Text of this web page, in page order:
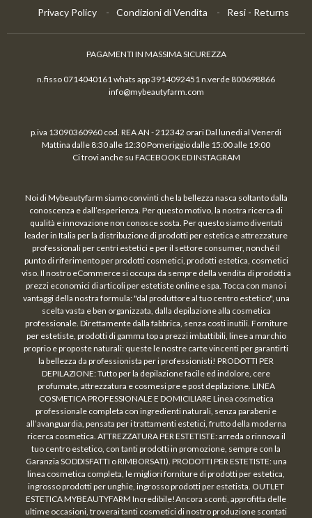
Privacy Policy Condizioni di Vendita Resi - Returns
PAGAMENTI IN MASSIMA SICUREZZA
n.fisso 0714040161 whats app 3914092451 n.verde 800698866
info@mybeautyfarm.com
p.iva 13090360960 cod. REA AN - 212342 orari Dal lunedi al Venerdi
Mattina dalle 8:30 alle 12:30 Pomeriggio dalle 15:00 alle 19:00
Ci trovi anche su FACEBOOK ED INSTAGRAM
Noi di Mybeautyfarm siamo convinti che la bellezza nasca soltanto dalla
conoscenza e dall’esperienza. Per questo motivo, la nostra ricerca di
qualità e innovazione non conosce sosta. Per questo siamo diventati
leader in Italia per la distribuzione di prodotti per estetica e attrezzature
professionali per centri estetici e per il settore consumer, nonché il
punto di riferimento per prodotti cosmetici, prodotti estetica, cosmetici
viso. Il nostro eCommerce si occupa da sempre della vendita di prodotti a
prezzi economici di articoli per estetiste online e spa. Tocca con mano i
vantaggi della nostra formula: "dal produttore al tuo centro estetico", una
scelta vasta e ben organizzata, dalla depilazione alla cosmetica
professionale. Direttamente dalla fabbrica, senza costi inutili. Forniture
per estetiste, prodotti di gamma top a prezzi imbattibili, linee a marchio
proprio e proposte naturali: queste le nostre carte vincenti per garantirti
la bellezza da professionista per i professionisti! PRODOTTI PER
DEPILAZIONE: Tutto per la depilazione facile ed indolore, cere
profumate, attrezzatura e cosmesi pre e post depilazione. LINEA
COSMETICA PROFESSIONALE E DOMICILIARE Linea cosmetica
professionale completa con ingredienti naturali, senza parabeni e
all’avanguardia, pensata per i trattamenti estetici, frutto della moderna
ricerca cosmetica. ATTREZZATURA PER ESTETISTE: arreda o rinnova il
tuo centro estetico, con tanti prodotti in promozione, sempre con la
Garanzia SODDISFATTI o RIMBORSATI). PRODOTTI PER ESTETISTE: una
linea cosmetica completa, le migliori forniture di prodotti per estetica,
ingrosso prodotti per unghie, ingrosso prodotti per estetista. OUTLET
ESTETICA MYBEAUTYFARM Incredibile!Ancora sconti, approfitta delle
ultime occasioni, troverai tanti cosmetici di nostro produzione scontati